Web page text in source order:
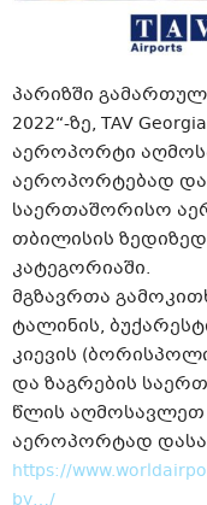
პარიზში გამართულ
2022“-ზე, TAV
აეროპორტი
აეროპორტებად
საერთაშორისო
თბილისის
კატეგორიაში.
მგზავრთა
ტალინის,
კიევის
და ზაგრების
წლის აღმოსავლეთ
აეროპორტად
https://